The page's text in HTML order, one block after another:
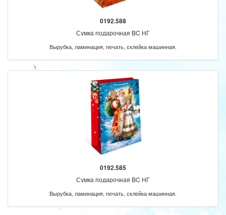
0192.588
Сумка подарочная BC НГ
Вырубка, ламинация, печать, склейка машинная.
0192.585
Сумка подарочная BC НГ
Вырубка, ламинация, печать, склейка машинная.